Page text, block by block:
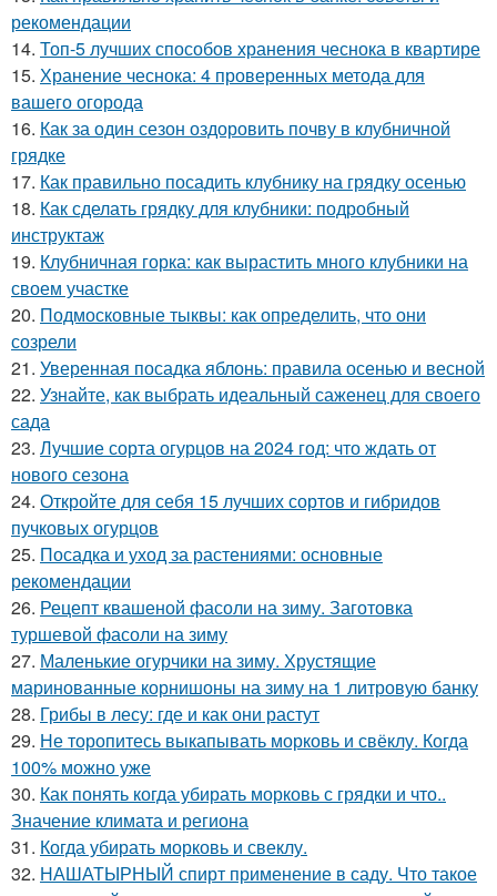
рекомендации
14. Топ-5 лучших способов хранения чеснока в квартире
15. Хранение чеснока: 4 проверенных метода для
вашего огорода
16. Как за один сезон оздоровить почву в клубничной
грядке
17. Как правильно посадить клубнику на грядку осенью
18. Как сделать грядку для клубники: подробный
инструктаж
19. Клубничная горка: как вырастить много клубники на
своем участке
20. Подмосковные тыквы: как определить, что они
созрели
21. Уверенная посадка яблонь: правила осенью и весной
22. Узнайте, как выбрать идеальный саженец для своего
сада
23. Лучшие сорта огурцов на 2024 год: что ждать от
нового сезона
24. Откройте для себя 15 лучших сортов и гибридов
пучковых огурцов
25. Посадка и уход за растениями: основные
рекомендации
26. Рецепт квашеной фасоли на зиму. Заготовка
туршевой фасоли на зиму
27. Маленькие огурчики на зиму. Хрустящие
маринованные корнишоны на зиму на 1 литровую банку
28. Грибы в лесу: где и как они растут
29. Не торопитесь выкапывать морковь и свёклу. Когда
100% можно уже
30. Как понять когда убирать морковь с грядки и что..
Значение климата и региона
31. Когда убирать морковь и свеклу.
32. НАШАТЫРНЫЙ спирт применение в саду. Что такое